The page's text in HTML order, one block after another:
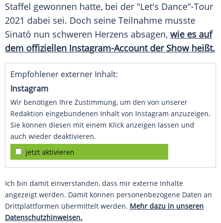
Staffel gewonnen hatte, bei der "Let's Dance"-Tour
2021 dabei sei. Doch seine Teilnahme musste
Sinató nun schweren Herzens absagen, wie es auf
dem offiziellen Instagram-Account der Show heißt.
Empfohlener externer Inhalt:
Instagram
Wir benötigen Ihre Zustimmung, um den von unserer
Redaktion eingebundenen Inhalt von Instagram anzuzeigen.
Sie können diesen mit einem Klick anzeigen lassen und
auch wieder deaktivieren.
jetzt aktivieren
Ich bin damit einverstanden, dass mir externe Inhalte
angezeigt werden. Damit können personenbezogene Daten an
Drittplattformen übermittelt werden. Mehr dazu in unseren
Datenschutzhinweisen.